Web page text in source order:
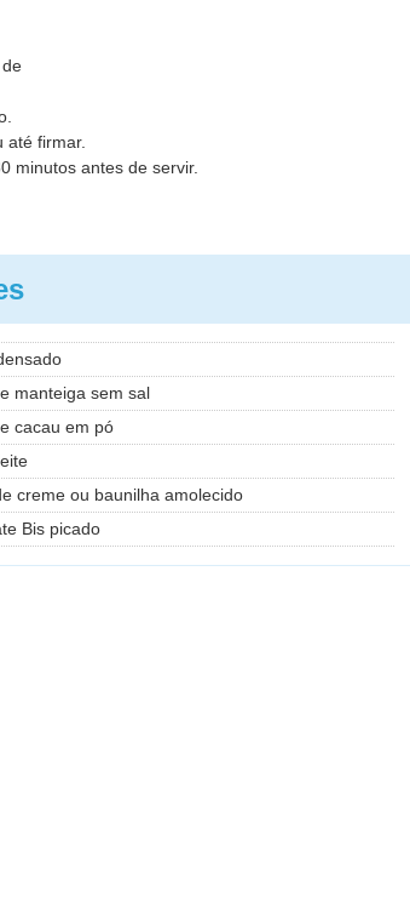
até firmar.
minutos antes de servir.
manteiga sem sal
cacau em pó
creme ou baunilha amolecido
Bis picado